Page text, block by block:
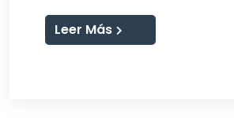
Leer Más